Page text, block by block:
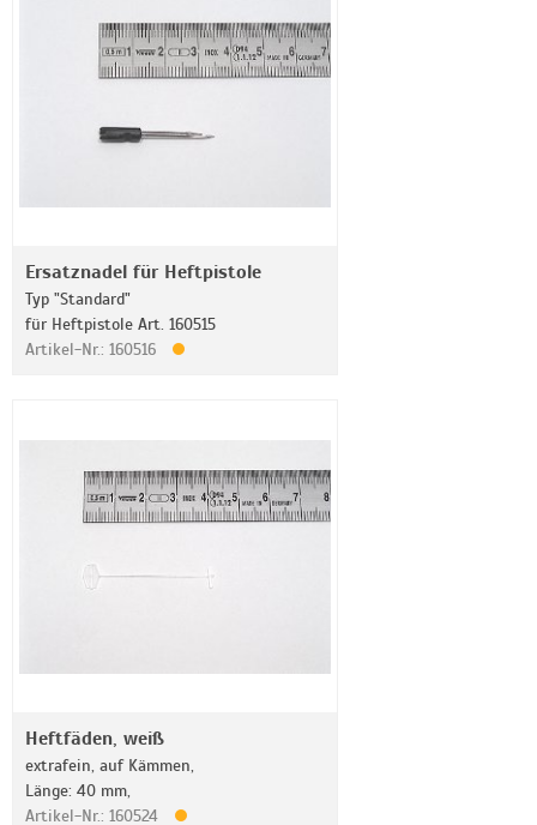
Ersatznadel für Heftpistole
Typ "Standard"
für Heftpistole Art. 160515
Artikel-Nr.: 160516
Heftfäden, weiß
extrafein, auf Kämmen,
Länge: 40 mm,
Artikel-Nr.: 160524